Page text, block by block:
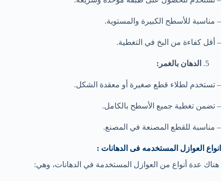
– مناسبة للأسطح الكبيرة والمستوية.
– أقل كفاءة من البخ في التغطية.
الدهان بالغمر:
– تستخدم لطلاء قطع صغيرة أو معقدة الشكل.
– تضمن تغطية جميع الأسطح بالكامل.
– مناسبة للقطع المصنعة في المصنع.
انواع العوازل المستخدمه فى الدهانات :
هناك عدة أنواع من العوازل المستخدمة في الدهانات، وهي: